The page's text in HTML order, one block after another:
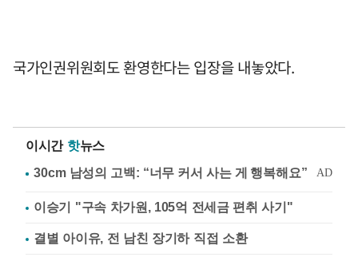
국가인권위원회도 환영한다는 입장을 내놓았다.
이시간 핫뉴스
이승기 "구속 차가원, 105억 전세금 편취 사기"
결별 아이유, 전 남친 장기하 직접 소환